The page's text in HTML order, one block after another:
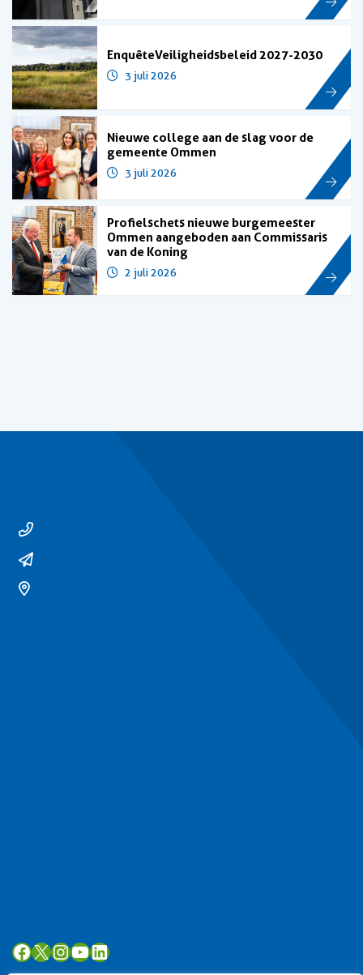
Enquête Veiligheidsbeleid 2027-2030
3 juli 2026
Nieuwe college aan de slag voor de
gemeente Ommen
3 juli 2026
Profielschets nieuwe burgemeester
Ommen aangeboden aan Commissaris
van de Koning
2 juli 2026
Facebook
X Instagram
YouTube
LinkedIn